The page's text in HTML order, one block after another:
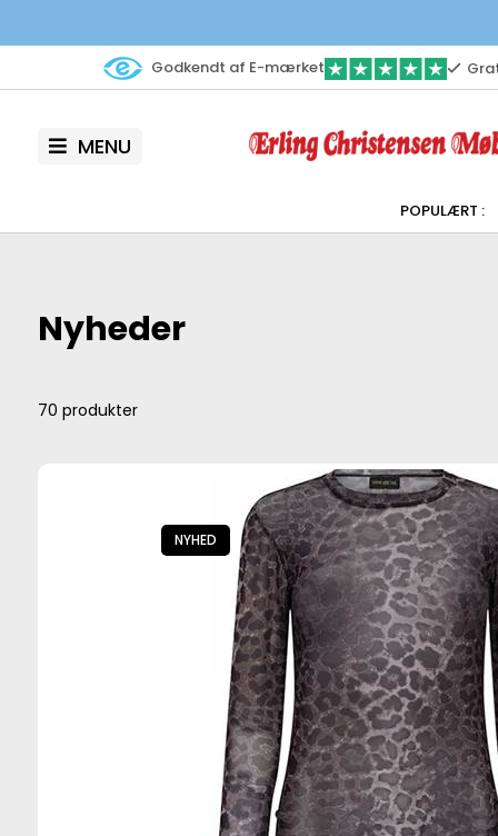
Godkendt af E-mærket
MENU
Nyheder
70 produkter
NYHED